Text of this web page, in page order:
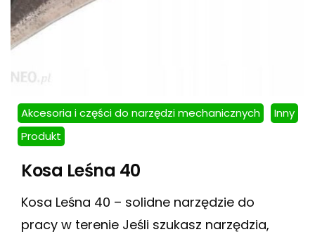
Akcesoria i części do narzędzi mechanicznych
Inny
Produkt
Kosa Leśna 40
Kosa Leśna 40 – solidne narzędzie do
pracy w terenie Jeśli szukasz narzędzia,